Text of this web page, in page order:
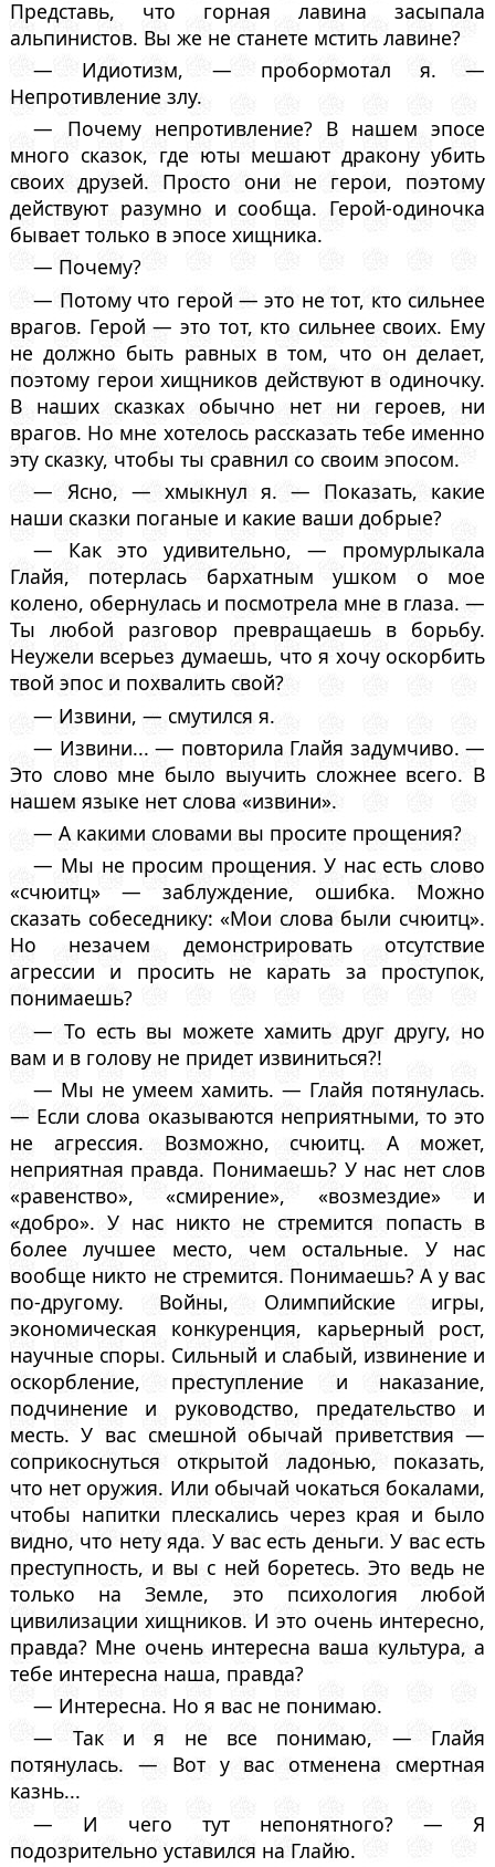
Представь, что горная лавина засыпала
альпинистов. Вы же не станете мстить лавине?
— Идиотизм, — пробормотал я. —
Непротивление злу.
— Почему непротивление? В нашем эпосе
много сказок, где юты мешают дракону убить
своих друзей. Просто они не герои, поэтому
действуют разумно и сообща. Герой-одиночка
бывает только в эпосе хищника.
— Почему?
— Потому что герой — это не тот, кто сильнее
врагов. Герой — это тот, кто сильнее своих. Ему
не должно быть равных в том, что он делает,
поэтому герои хищников действуют в одиночку.
В наших сказках обычно нет ни героев, ни
врагов. Но мне хотелось рассказать тебе именно
эту сказку, чтобы ты сравнил со своим эпосом.
— Ясно, — хмыкнул я. — Показать, какие
наши сказки поганые и какие ваши добрые?
— Как это удивительно, — промурлыкала
Глайя, потерлась бархатным ушком о мое
колено, обернулась и посмотрела мне в глаза. —
Ты любой разговор превращаешь в борьбу.
Неужели всерьез думаешь, что я хочу оскорбить
твой эпос и похвалить свой?
— Извини, — смутился я.
— Извини... — повторила Глайя задумчиво. —
Это слово мне было выучить сложнее всего. В
нашем языке нет слова «извини».
— А какими словами вы просите прощения?
— Мы не просим прощения. У нас есть слово
«счюитц» — заблуждение, ошибка. Можно
сказать собеседнику: «Мои слова были счюитц».
Но незачем демонстрировать отсутствие
агрессии и просить не карать за проступок,
понимаешь?
— То есть вы можете хамить друг другу, но
вам и в голову не придет извиниться?!
— Мы не умеем хамить. — Глайя потянулась.
— Если слова оказываются неприятными, то это
не агрессия. Возможно, счюитц. А может,
неприятная правда. Понимаешь? У нас нет слов
«равенство», «смирение», «возмездие» и
«добро». У нас никто не стремится попасть в
более лучшее место, чем остальные. У нас
вообще никто не стремится. Понимаешь? А у вас
по-другому. Войны, Олимпийские игры,
экономическая конкуренция, карьерный рост,
научные споры. Сильный и слабый, извинение и
оскорбление, преступление и наказание,
подчинение и руководство, предательство и
месть. У вас смешной обычай приветствия —
соприкоснуться открытой ладонью, показать,
что нет оружия. Или обычай чокаться бокалами,
чтобы напитки плескались через края и было
видно, что нету яда. У вас есть деньги. У вас есть
преступность, и вы с ней боретесь. Это ведь не
только на Земле, это психология любой
цивилизации хищников. И это очень интересно,
правда? Мне очень интересна ваша культура, а
тебе интересна наша, правда?
— Интересна. Но я вас не понимаю.
— Так и я не все понимаю, — Глайя
потянулась. — Вот у вас отменена смертная
казнь...
— И чего тут непонятного? — Я
подозрительно уставился на Глайю.